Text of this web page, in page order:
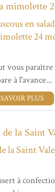
mimolette
vous paraître
à l'avance...
PLUS
la Saint
à